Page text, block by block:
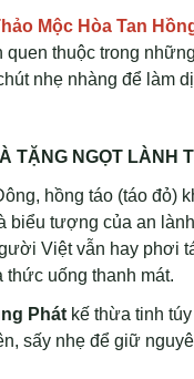
Mộc Hòa Tan
quen thuộc trong
nhẹ nhàng để làm
TẶNG NGỌT LÀNH
hồng táo (táo đỏ)
biểu tượng của an
Việt vẫn hay phơi
thức uống thanh mát.
Phát kế thừa tinh
sấy nhẹ để giữ